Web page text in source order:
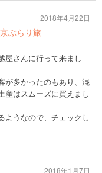
ぶらり旅
屋さんに行って来まし
が多かったのもあり、混
産はスムーズに買えまし
ようなので、チェックし
2018年4月22日
2018年1月7日